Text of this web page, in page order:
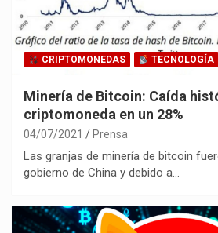
CRIPTOMONEDAS TECNOLOGÍA
Minería de Bitcoin: Caída
criptomoneda en un 28%
04/07/2021 Prensa
Las granjas de minería de bitcoin
gobierno de China y debido a…